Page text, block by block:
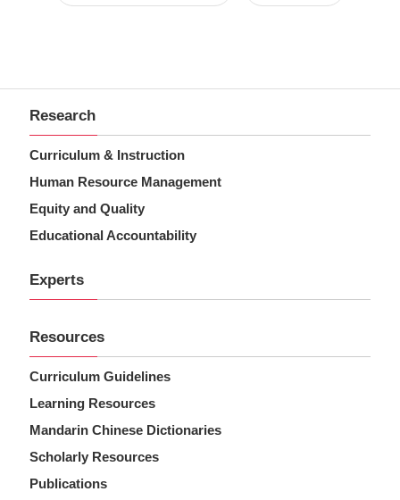
Research
Curriculum & Instruction
Human Resource Management
Equity and Quality
Educational Accountability
Experts
Resources
Curriculum Guidelines
Learning Resources
Mandarin Chinese Dictionaries
Scholarly Resources
Publications